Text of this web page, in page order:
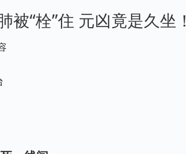
被“栓”住 元凶竟是久坐！